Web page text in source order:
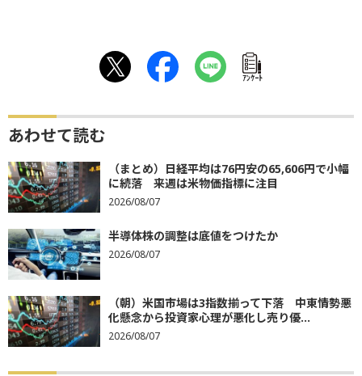
ｱﾝｹｰﾄ
あわせて読む
（まとめ）日経平均は76円安の65,606円で小幅
に続落 来週は米物価指標に注目
2026/08/07
半導体株の調整は底値をつけたか
2026/08/07
（朝）米国市場は3指数揃って下落 中東情勢悪
化懸念から投資家心理が悪化し売り優...
2026/08/07